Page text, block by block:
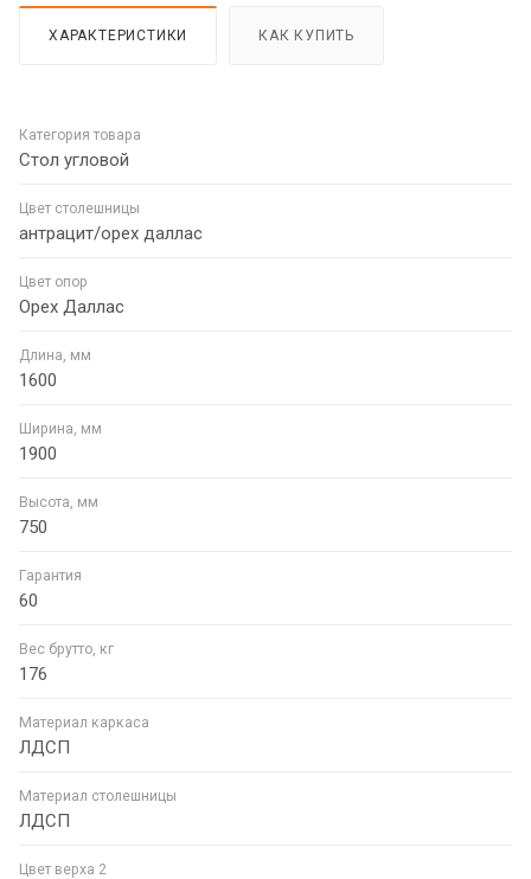
ХАРАКТЕРИСТИКИ КАК КУПИТЬ
Категория товара
Стол угловой
Цвет столешницы
антрацит/орех даллас
Цвет опор
Орех Даллас
Длина, мм
1600
Ширина, мм
1900
Высота, мм
750
Гарантия
60
Вес брутто, кг
176
Материал каркаса
ЛДСП
Материал столешницы
ЛДСП
Цвет верха 2